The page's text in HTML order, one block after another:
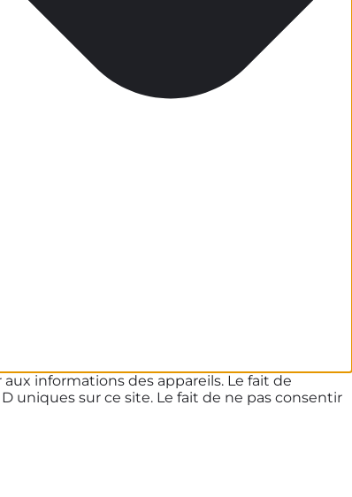
informations des appareils. Le fait de
uniques sur ce site. Le fait de ne pas consentir